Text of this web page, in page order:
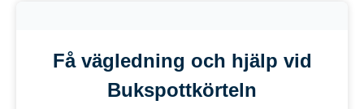
Få vägledning och hjälp vid
Bukspottkörteln